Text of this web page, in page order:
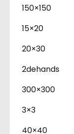
150×150
15×20
20×30
2dehands
300×300
3×3
40×40